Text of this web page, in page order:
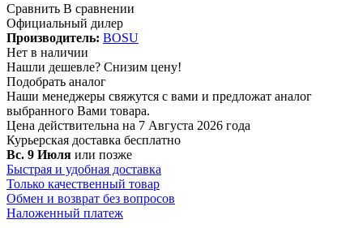
Сравнить В сравнении
Официальный дилер
Производитель: BOSU
Нет в наличии
Нашли дешевле? Снизим цену!
Подобрать аналог
Наши менеджеры свяжутся с вами и предложат аналог
выбранного Вами товара.
Цена действительна на 7 Августа 2026 года
Курьерская доставка бесплатно
Вс. 9 Июля или позже
Быстрая и удобная доставка
Только качественный товар
Обмен и возврат без вопросов
Наложенный платеж